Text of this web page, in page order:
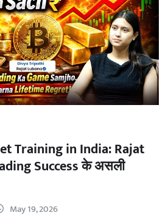
Training in India: Rajat
Success के असली
May 19, 2026